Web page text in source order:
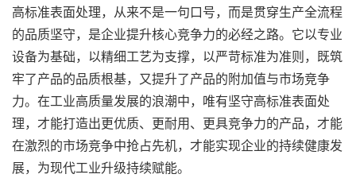
高标准表面处理，从来不是一句口号，而是贯穿生产全流程
的品质坚守，是企业提升核心竞争力的必经之路。它以专业
设备为基础，以精细工艺为支撑，以严苛标准为准则，既筑
牢了产品的品质根基，又提升了产品的附加值与市场竞争
力。在工业高质量发展的浪潮中，唯有坚守高标准表面处
理，才能打造出更优质、更耐用、更具竞争力的产品，才能
在激烈的市场竞争中抢占先机，才能实现企业的持续健康发
展，为现代工业升级持续赋能。